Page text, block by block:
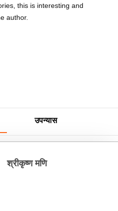
this is interesting and
author.
उपन्यास
श्रीकृष्ण मणि